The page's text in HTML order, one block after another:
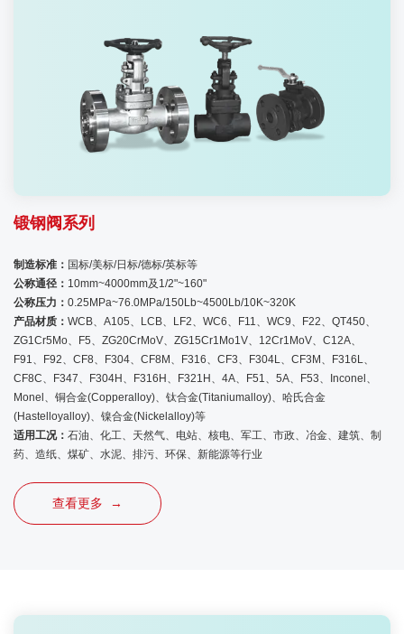
锻钢阀系列
制造标准： 国标/美标/日标/德标/英标等
公称通径： 10mm~4000mm及1/2"~160"
公称压力： 0.25MPa~76.0MPa/150Lb~4500Lb/10K~320K
产品材质： WCB、A105、LCB、LF2、WC6、F11、WC9、F22、QT450、
ZG1Cr5Mo、F5、ZG20CrMoV、ZG15Cr1Mo1V、12Cr1MoV、C12A、
F91、F92、CF8、F304、CF8M、F316、CF3、F304L、CF3M、F316L、
CF8C、F347、F304H、F316H、F321H、4A、F51、5A、F53、Inconel、
Monel、铜合金(Copperalloy)、钛合金(Titaniumalloy)、哈氏合金
(Hastelloyalloy)、镍合金(Nickelalloy)等
适用工况： 石油、化工、天然气、电站、核电、军工、市政、冶金、建筑、制
药、造纸、煤矿、水泥、排污、环保、新能源等行业
查看更多 →